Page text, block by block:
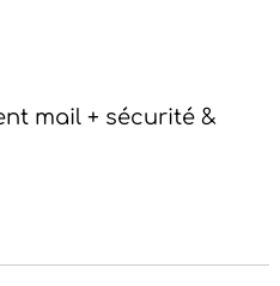
mail + sécurité &